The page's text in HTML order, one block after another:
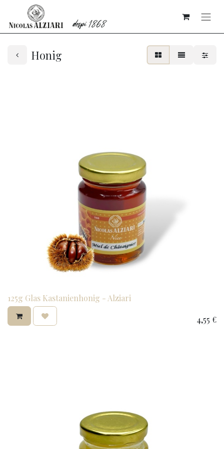
Honig
125g Glas Kastanienhonig - Alziari
4,55 €